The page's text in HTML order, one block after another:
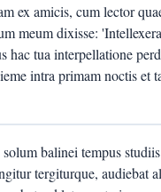
ex amicis, cum lector
meum dixisse:
hac tua interpellatione
intra primam noctis et
balinei tempus
tergiturque, audiebat